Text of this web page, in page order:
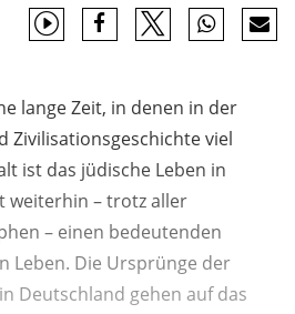
lange Zeit, in denen in der
Zivilisationsgeschichte viel
ist das jüdische Leben in
weiterhin – trotz aller
– einen bedeutenden
Leben. Die Ursprünge der
Deutschland gehen auf das